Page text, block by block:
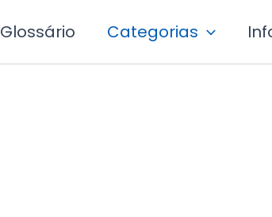
Glossário Categorias